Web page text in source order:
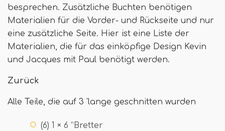
besprechen. Zusätzliche Buchten benötigen
Materialien für die Vorder- und Rückseite und nur
eine zusätzliche Seite. Hier ist eine Liste der
Materialien, die für das einköpfige Design Kevin
und Jacques mit Paul benötigt werden.
Zurück
Alle Teile, die auf 3 'lange geschnitten wurden
(6) 1 × 6 ”Bretter